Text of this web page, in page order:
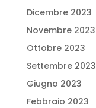
Dicembre 2023
Novembre 2023
Ottobre 2023
Settembre 2023
Giugno 2023
Febbraio 2023